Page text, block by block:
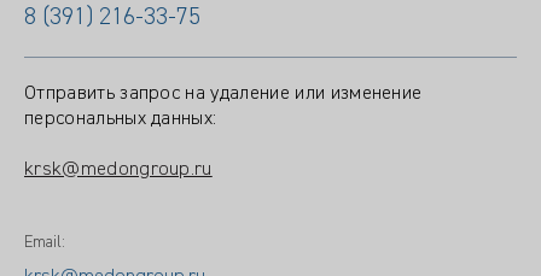
8 (391) 216-33-75
Отправить запрос на удаление или изменение
персональных данных:
krsk@medongroup.ru
Email: